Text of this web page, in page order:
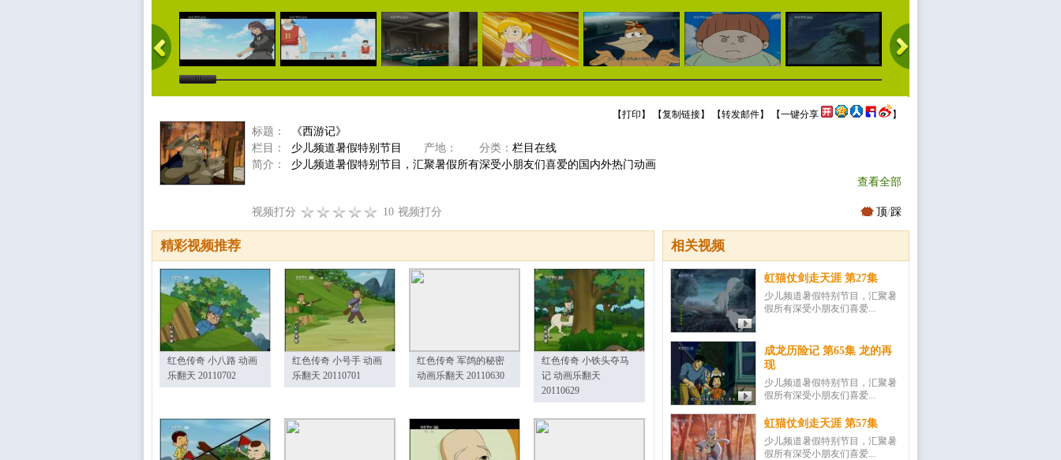
【打印 】 【复制链接】 【转发邮件】 【一键分享 】
标题：
《西游记》
栏目：
少儿频道暑假特别节目 产地： 分类： 栏目在线
简介：
少儿频道暑假特别节目，汇聚暑假所有深受小朋友们喜爱的国内外热门动画
查看全部
视频打分 10 视频打分 顶/踩
相关视频
虹猫仗剑走天涯 第27集
少儿频道暑假特别节目，汇聚暑
假所有深受小朋友们喜爱...
成龙历险记 第65集 龙的再
现
少儿频道暑假特别节目，汇聚暑
假所有深受小朋友们喜爱...
虹猫仗剑走天涯 第57集
少儿频道暑假特别节目，汇聚暑
假所有深受小朋友们喜爱...
精彩视频推荐
红色传奇 小八路 动画
乐翻天 20110702
红色传奇 小号手 动画
乐翻天 20110701
红色传奇 军鸽的秘密
动画乐翻天 20110630
红色传奇 小铁头夺马
记 动画乐翻天
20110629